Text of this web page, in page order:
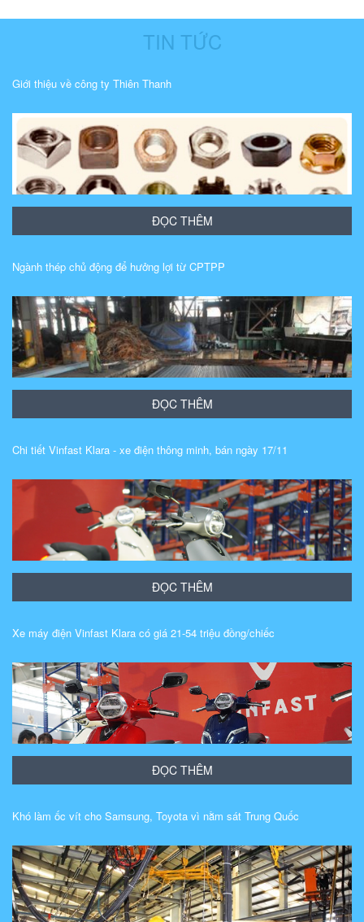
TIN TỨC
Giới thiệu về công ty Thiên Thanh
ĐỌC THÊM
Ngành thép chủ động để hưởng lợi từ CPTPP
ĐỌC THÊM
Chi tiết Vinfast Klara - xe điện thông minh, bán ngày 17/11
ĐỌC THÊM
Xe máy điện Vinfast Klara có giá 21-54 triệu đồng/chiếc
ĐỌC THÊM
Khó làm ốc vít cho Samsung, Toyota vì nằm sát Trung Quốc